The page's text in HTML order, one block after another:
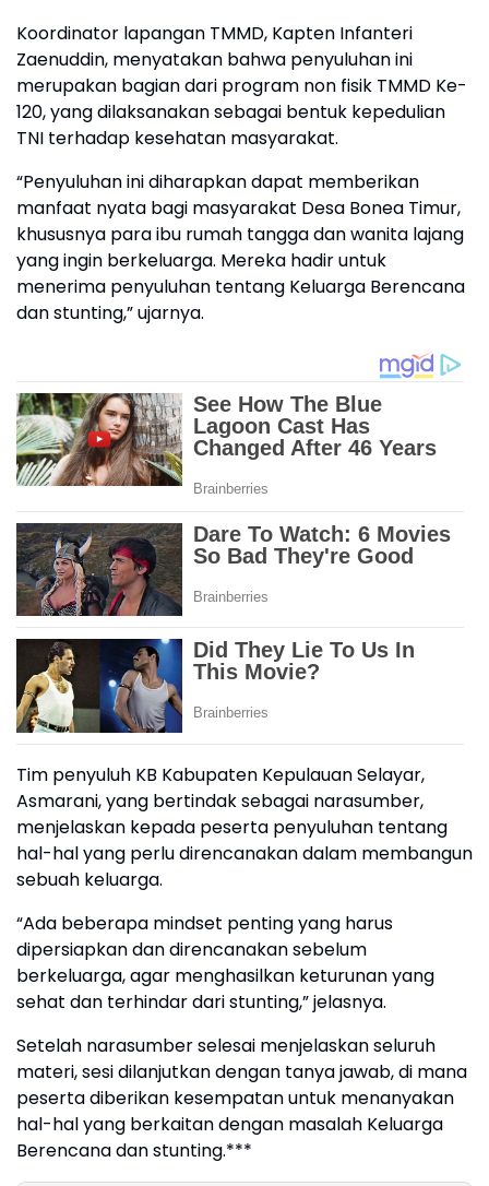
Koordinator lapangan TMMD, Kapten Infanteri
Zaenuddin, menyatakan bahwa penyuluhan ini
merupakan bagian dari program non fisik TMMD Ke-
120, yang dilaksanakan sebagai bentuk kepedulian
TNI terhadap kesehatan masyarakat.
“Penyuluhan ini diharapkan dapat memberikan
manfaat nyata bagi masyarakat Desa Bonea Timur,
khususnya para ibu rumah tangga dan wanita lajang
yang ingin berkeluarga. Mereka hadir untuk
menerima penyuluhan tentang Keluarga Berencana
dan stunting,” ujarnya.
Tim penyuluh KB Kabupaten Kepulauan Selayar,
Asmarani, yang bertindak sebagai narasumber,
menjelaskan kepada peserta penyuluhan tentang
hal-hal yang perlu direncanakan dalam membangun
sebuah keluarga.
“Ada beberapa mindset penting yang harus
dipersiapkan dan direncanakan sebelum
berkeluarga, agar menghasilkan keturunan yang
sehat dan terhindar dari stunting,” jelasnya.
Setelah narasumber selesai menjelaskan seluruh
materi, sesi dilanjutkan dengan tanya jawab, di mana
peserta diberikan kesempatan untuk menanyakan
hal-hal yang berkaitan dengan masalah Keluarga
Berencana dan stunting.***